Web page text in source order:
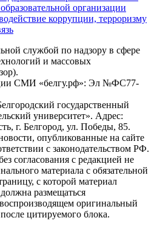
организации
коррупции, терроризму
службой по надзору в сфере
и массовых
СМИ «белгу.рф»: Эл №ФС77-
государственный
университет». Адрес:
г. Белгород, ул. Победы, 85.
опубликованные на сайте
с законодательством РФ.
согласования с редакцией не
материала с обязательной
с которой материал
размещаться
оригинальный
цитируемого блока.